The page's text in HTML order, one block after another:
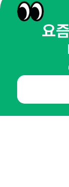
뉴스레터 구독하기
공지
뉴스레터
광고안
요